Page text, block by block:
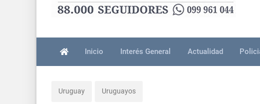
Inicio Interés General Actualidad
Uruguay Uruguayos